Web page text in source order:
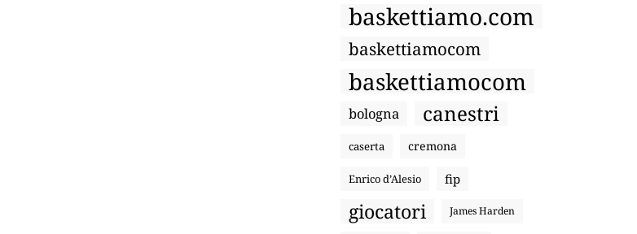
baskettiamo.com
baskettiamocom
baskettiamocom
bologna canestri
caserta cremona
Enrico d’Alesio fip
giocatori James Harden